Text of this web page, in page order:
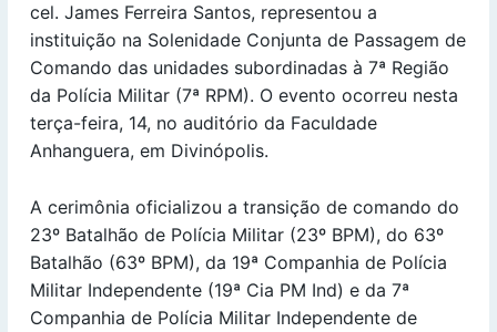
cel. James Ferreira Santos, representou a
instituição na Solenidade Conjunta de Passagem de
Comando das unidades subordinadas à 7ª Região
da Polícia Militar (7ª RPM). O evento ocorreu nesta
terça-feira, 14, no auditório da Faculdade
Anhanguera, em Divinópolis.
A cerimônia oficializou a transição de comando do
23º Batalhão de Polícia Militar (23º BPM), do 63º
Batalhão (63º BPM), da 19ª Companhia de Polícia
Militar Independente (19ª Cia PM Ind) e da 7ª
Companhia de Polícia Militar Independente de